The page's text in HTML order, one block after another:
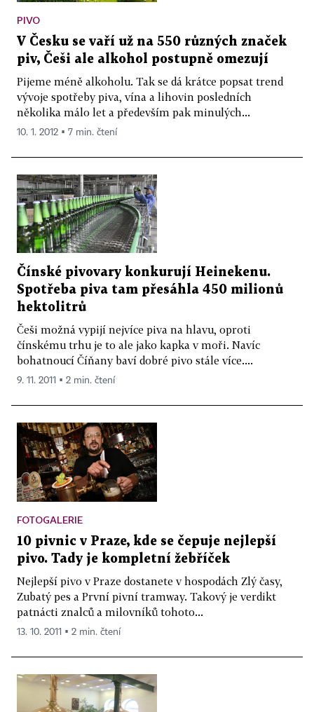
PIVO
V Česku se vaří už na 550 různých značek
piv, Češi ale alkohol postupně omezují
Pijeme méně alkoholu. Tak se dá krátce popsat trend
vývoje spotřeby piva, vína a lihovin posledních
několika málo let a především pak minulých...
10. 1. 2012 ▪ 7 min. čtení
Čínské pivovary konkurují Heinekenu.
Spotřeba piva tam přesáhla 450 milionů
hektolitrů
Češi možná vypijí nejvíce piva na hlavu, oproti
čínskému trhu je to ale jako kapka v moři. Navíc
bohatnoucí Číňany baví dobré pivo stále více....
9. 11. 2011 ▪ 2 min. čtení
FOTOGALERIE
10 pivnic v Praze, kde se čepuje nejlepší
pivo. Tady je kompletní žebříček
Nejlepší pivo v Praze dostanete v hospodách Zlý časy,
Zubatý pes a První pivní tramway. Takový je verdikt
patnácti znalců a milovníků tohoto...
13. 10. 2011 ▪ 2 min. čtení